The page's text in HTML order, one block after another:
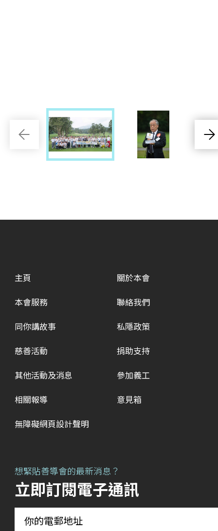
主頁
本會服務
同你講故事
慈善活動
其他活動及消息
相關報導
關於本會
聯絡我們
私隱政策
捐助支持
參加義工
意見箱
無障礙網頁設計聲明
想緊貼善導會的最新消息？
立即訂閱電子通訊